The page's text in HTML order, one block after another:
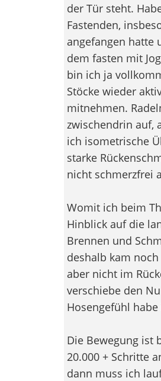
der Tür steht.
Fastenden,
angefangen hatte
dem fasten mit
bin ich ja
Stöcke wieder
mitnehmen.
zwischendrin auf,
ich isometrische
starke
nicht schmerzfrei
Womit ich beim
Hinblick auf die
Brennen und
deshalb kam
aber nicht im
verschiebe den
Hosengefühl
Die Bewegung ist
20.000 + Schritte
dann muss ich